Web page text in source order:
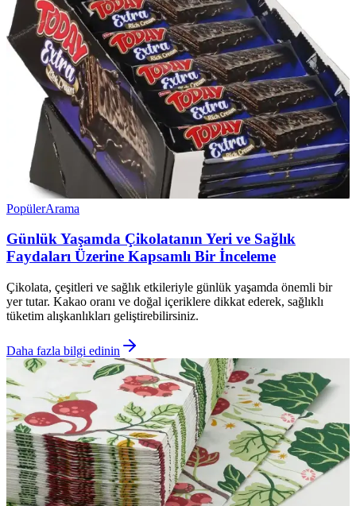
PopülerArama
Günlük Yaşamda Çikolatanın Yeri ve Sağlık
Faydaları Üzerine Kapsamlı Bir İnceleme
Çikolata, çeşitleri ve sağlık etkileriyle günlük yaşamda önemli bir
yer tutar. Kakao oranı ve doğal içeriklere dikkat ederek, sağlıklı
tüketim alışkanlıkları geliştirebilirsiniz.
Daha fazla bilgi edinin